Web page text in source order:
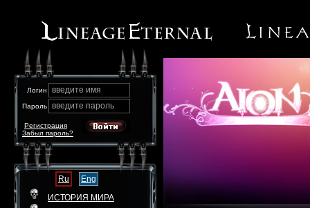
Логин введите имя
Пароль введите пароль
Забыл пароль?
Регистрация
Ru
Eng
ИСТОРИЯ МИРА